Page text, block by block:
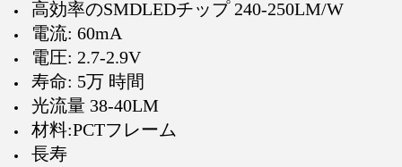
高効率のSMDLEDチップ 240-250LM/W
電流: 60mA
電圧: 2.7-2.9V
寿命: 5万 時間
光流量 38-40LM
材料:PCTフレーム
長寿